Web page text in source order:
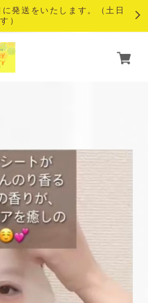
発送をいたします。（土日
）